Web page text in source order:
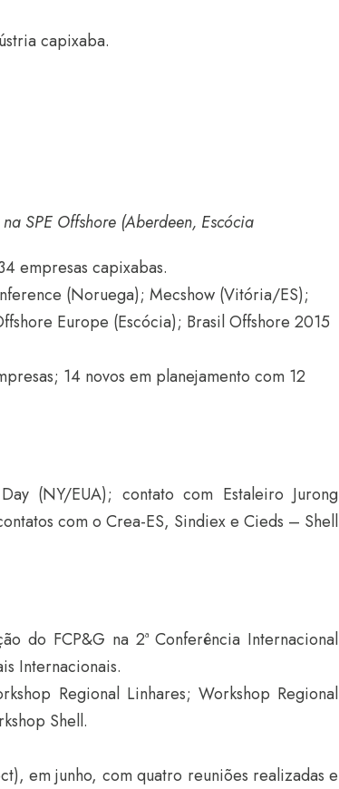
capixaba.
SPE Offshore (Aberdeen, Escócia
empresas capixabas.
(Noruega); Mecshow (Vitória/ES);
Europe (Escócia); Brasil Offshore 2015
14 novos em planejamento com 12
(NY/EUA); contato com Estaleiro Jurong
com o Crea-ES, Sindiex e Cieds – Shell
do FCP&G na 2ª Conferência Internacional
Internacionais.
Regional Linhares; Workshop Regional
Shell.
em junho, com quatro reuniões realizadas e